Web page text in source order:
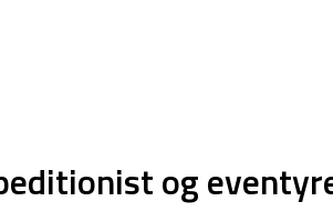
og